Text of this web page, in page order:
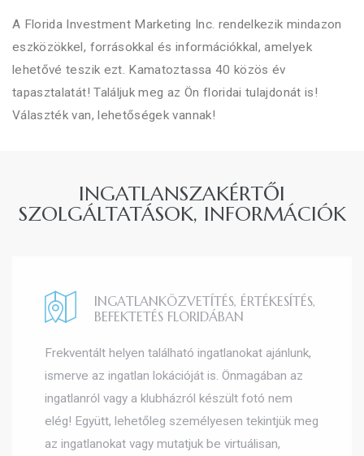
A Florida Investment Marketing Inc. rendelkezik mindazon
eszközökkel, forrásokkal és információkkal, amelyek
lehetővé teszik ezt. Kamatoztassa 40 közös év
tapasztalatát! Találjuk meg az Ön floridai tulajdonát is!
Választék van, lehetőségek vannak!
INGATLANSZAKÉRTŐI
SZOLGÁLTATÁSOK, INFORMÁCIÓK
INGATLANKÖZVETÍTÉS, ÉRTÉKESÍTÉS,
BEFEKTETÉS FLORIDÁBAN
Frekventált helyen található ingatlanokat ajánlunk,
ismerve az ingatlan lokációját is. Önmagában az
ingatlanról vagy a klubházról készült fotó nem
elég! Együtt, lehetőleg személyesen tekintjük meg
az ingatlanokat vagy mutatjuk be virtuálisan,